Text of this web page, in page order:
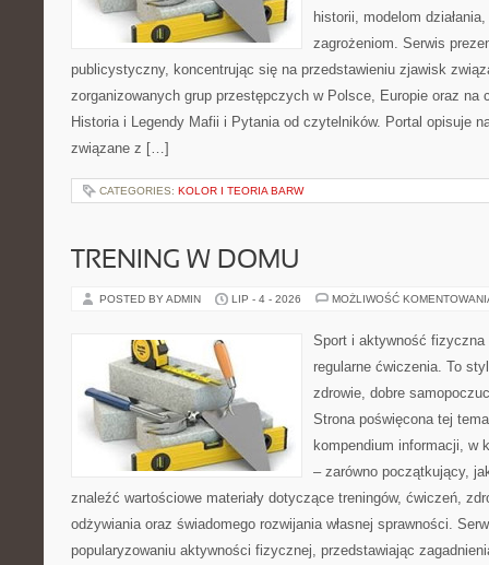
historii, modelom
zagrożeniom. Serwis
publicystyczny, koncentrując się na przedstawieniu zjawisk
zorganizowanych grup przestępczych w Polsce, Europie oraz na
Historia i Legendy Mafii i Pytania od czytelników. Portal opisuje
związane z […]
CATEGORIES: KOLOR I TEORIA BARW
TRENING W DOMU
POSTED BY ADMIN LIP - 4 - 2026 MOŻLIWOŚĆ
Sport i aktywność
regularne ćwiczenia. To
zdrowie, dobre
Strona poświęcona tej
kompendium informacji, w
– zarówno początkujący,
znaleźć wartościowe materiały dotyczące treningów, ćwiczeń,
odżywiania oraz świadomego rozwijania własnej sprawności.
popularyzowaniu aktywności fizycznej, przedstawiając